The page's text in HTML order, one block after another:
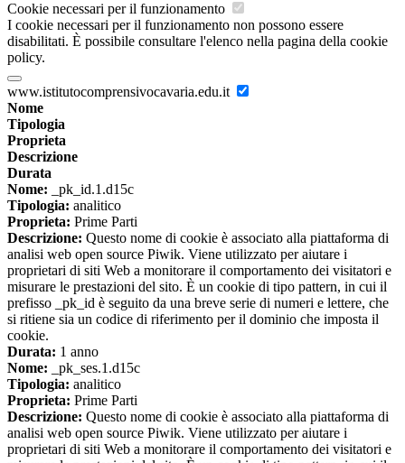
Cookie necessari per il funzionamento
I cookie necessari per il funzionamento non possono essere
disabilitati. È possibile consultare l'elenco nella pagina della cookie
policy.
www.istitutocomprensivocavaria.edu.it
Nome
Tipologia
Proprieta
Descrizione
Durata
Nome: _pk_id.1.d15c
Tipologia: analitico
Proprieta: Prime Parti
Descrizione: Questo nome di cookie è associato alla piattaforma di
analisi web open source Piwik. Viene utilizzato per aiutare i
proprietari di siti Web a monitorare il comportamento dei visitatori e
misurare le prestazioni del sito. È un cookie di tipo pattern, in cui il
prefisso _pk_id è seguito da una breve serie di numeri e lettere, che
si ritiene sia un codice di riferimento per il dominio che imposta il
cookie.
Durata: 1 anno
Nome: _pk_ses.1.d15c
Tipologia: analitico
Proprieta: Prime Parti
Descrizione: Questo nome di cookie è associato alla piattaforma di
analisi web open source Piwik. Viene utilizzato per aiutare i
proprietari di siti Web a monitorare il comportamento dei visitatori e